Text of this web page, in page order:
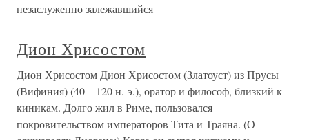
незаслуженно залежавшийся
Дион Хрисостом
Дион Хрисостом Дион Хрисостом (Златоуст) из Прусы
(Вифиния) (40 – 120 н. э.), оратор и философ, близкий к
киникам. Долго жил в Риме, пользовался
покровительством императоров Тита и Траяна. (О